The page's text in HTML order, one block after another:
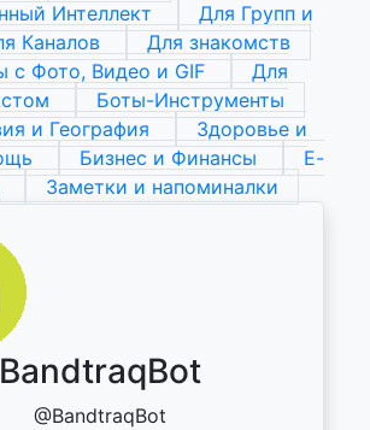
Интеллект
Для Групп и
Каналов
Для знакомств
с Фото, Видео и GIF
Для
Боты-Инструменты
и География
Здоровье и
Бизнес и Финансы
E-
Заметки и напоминалки
BandtraqBot
@BandtraqBot